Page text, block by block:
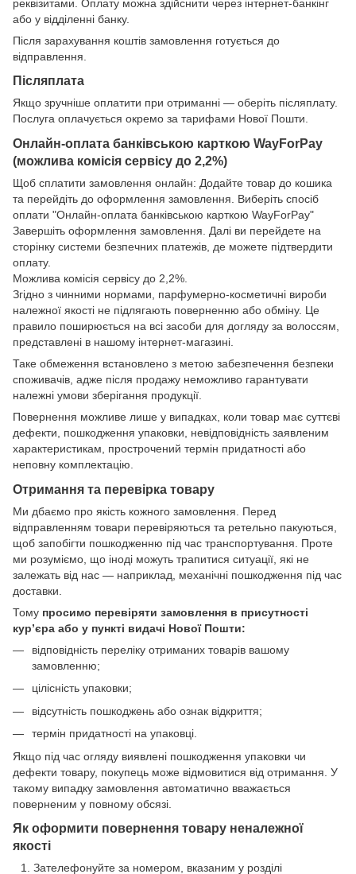
реквізитами. Оплату можна здійснити через інтернет-банкінг
або у відділенні банку.
Після зарахування коштів замовлення готується до
відправлення.
Післяплата
Якщо зручніше оплатити при отриманні — оберіть післяплату.
Послуга оплачується окремо за тарифами Нової Пошти.
Онлайн-оплата банківською карткою WayForPay
(можлива комісія сервісу до 2,2%)
Щоб сплатити замовлення онлайн: Додайте товар до кошика
та перейдіть до оформлення замовлення. Виберіть спосіб
оплати "Онлайн-оплата банківською карткою WayForPay"
Завершіть оформлення замовлення. Далі ви перейдете на
сторінку системи безпечних платежів, де можете підтвердити
оплату.
Можлива комісія сервісу до 2,2%.
Згідно з чинними нормами, парфумерно-косметичні вироби
належної якості не підлягають поверненню або обміну. Це
правило поширюється на всі засоби для догляду за волоссям,
представлені в нашому інтернет-магазині.
Таке обмеження встановлено з метою забезпечення безпеки
споживачів, адже після продажу неможливо гарантувати
належні умови зберігання продукції.
Повернення можливе лише у випадках, коли товар має суттєві
дефекти, пошкодження упаковки, невідповідність заявленим
характеристикам, прострочений термін придатності або
неповну комплектацію.
Отримання та перевірка товару
Ми дбаємо про якість кожного замовлення. Перед
відправленням товари перевіряються та ретельно пакуються,
щоб запобігти пошкодженню під час транспортування. Проте
ми розуміємо, що іноді можуть трапитися ситуації, які не
залежать від нас — наприклад, механічні пошкодження під час
доставки.
Тому просимо перевіряти замовлення в присутності
кур’єра або у пункті видачі Нової Пошти:
відповідність переліку отриманих товарів вашому
замовленню;
цілісність упаковки;
відсутність пошкоджень або ознак відкриття;
термін придатності на упаковці.
Якщо під час огляду виявлені пошкодження упаковки чи
дефекти товару, покупець може відмовитися від отримання. У
такому випадку замовлення автоматично вважається
поверненим у повному обсязі.
Як оформити повернення товару неналежної
якості
Зателефонуйте за номером, вказаним у розділі